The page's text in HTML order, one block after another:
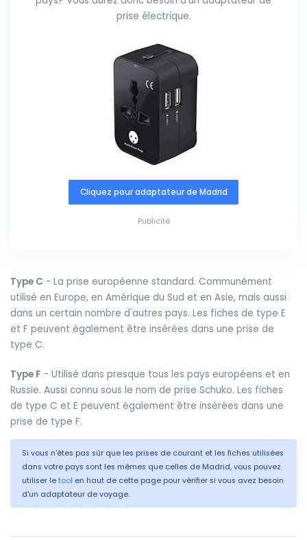
prise électrique.
Cliquez pour adaptateur de Madrid
Publicité
Type C - La prise européenne standard. Communément
utilisé en Europe, en Amérique du Sud et en Asie, mais aussi
dans un certain nombre d'autres pays. Les fiches de type E
et F peuvent également être insérées dans une prise de
type C.
Type F - Utilisé dans presque tous les pays européens et en
Russie. Aussi connu sous le nom de prise Schuko. Les fiches
de type C et E peuvent également être insérées dans une
prise de type F.
Si vous n'êtes pas sûr que les prises de courant et les fiches utilisées
dans votre pays sont les mêmes que celles de Madrid, vous pouvez
utiliser le tool en haut de cette page pour vérifier si vous avez besoin
d'un adaptateur de voyage.